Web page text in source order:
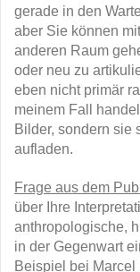
gerade in den
aber Sie können
anderen Raum
oder neu zu
eben nicht primär
meinem Fall
Bilder, sondern sie
aufladen.
Frage aus dem
über Ihre
anthropologische,
in der Gegenwart
Beispiel bei